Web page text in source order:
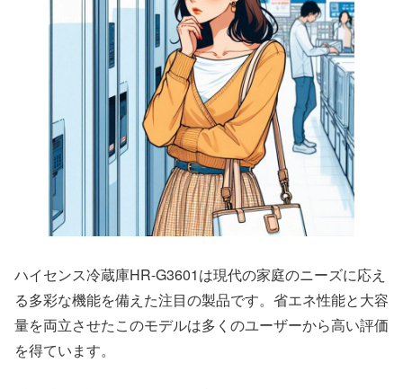
ハイセンス冷蔵庫HR-G3601は現代の家庭のニーズに応え
る多彩な機能を備えた注目の製品です。省エネ性能と大容
量を両立させたこのモデルは多くのユーザーから高い評価
を得ています。